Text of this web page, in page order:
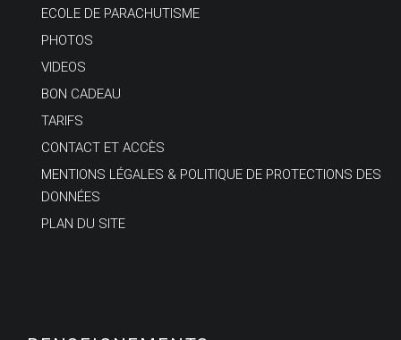
ECOLE DE PARACHUTISME
PHOTOS
VIDEOS
BON CADEAU
TARIFS
CONTACT ET ACCÈS
MENTIONS LÉGALES & POLITIQUE DE PROTECTIONS DES
DONNÉES
PLAN DU SITE